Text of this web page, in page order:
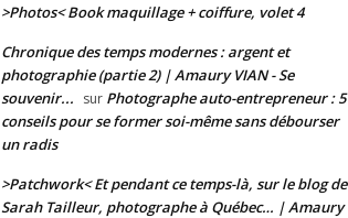
>Photos< Book maquillage + coiffure, volet 4
Chronique des temps modernes : argent et
photographie (partie 2) | Amaury VIAN - Se
souvenir... sur Photographe auto-entrepreneur : 5
conseils pour se former soi-même sans débourser
un radis
>Patchwork< Et pendant ce temps-là, sur le blog de
Sarah Tailleur, photographe à Québec… | Amaury